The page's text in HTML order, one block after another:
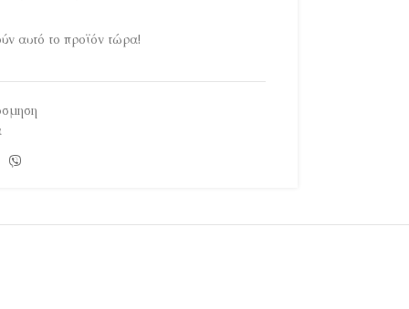
αυτό το προϊόν τώρα!